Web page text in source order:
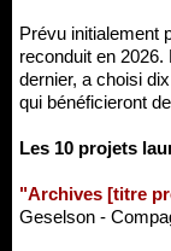
Prévu initialement
reconduit en
dernier, a choisi
qui bénéficieront
Les 10 projets
"Archives [titre
Geselson -